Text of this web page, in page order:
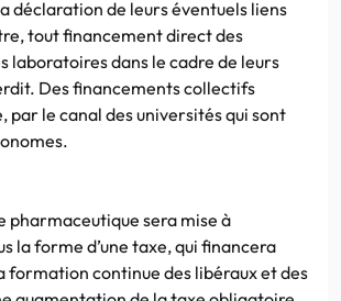
déclaration de leurs éventuels liens
tout financement direct des
laboratoires dans le cadre de leurs
Des financements collectifs
par le canal des universités qui sont
pharmaceutique sera mise à
la forme d’une taxe, qui financera
continue des libéraux et des